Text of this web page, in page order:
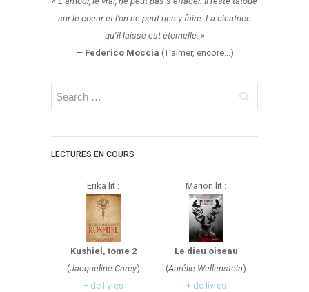
sur le coeur et l’on ne peut rien y faire. La cicatrice
qu’il laisse est éternelle. »
— Federico Moccia (T'aimer, encore...)
LECTURES EN COURS
Erika lit :
Kushiel, tome 2
(Jacqueline Carey)
+ de livres
Marion lit :
Le dieu oiseau
(Aurélie Wellenstein)
+ de livres